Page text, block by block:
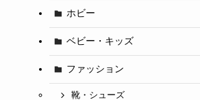
ホビー
ベビー・キッズ
ファッション
靴・シューズ